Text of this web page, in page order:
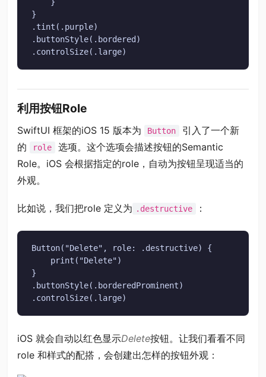
}
.tint(.purple)
.buttonStyle(.bordered)
.controlSize(.large)
利用按钮Role
SwiftUI 框架的iOS 15 版本为 Button
引入了一个新
的
role
选项。这个选项会描述按钮的Semantic
Role。iOS 会根据指定的role，自动为按钮呈现适当的
外观。
比如说，我们把role 定义为 .destructive ：
Button("Delete", role: .destructive) {
    print("Delete")
}
.buttonStyle(.borderedProminent)
.controlSize(.large)
iOS 就会自动以红色显示Delete按钮。让我们看看不同
role 和样式的配搭，会创建出怎样的按钮外观：